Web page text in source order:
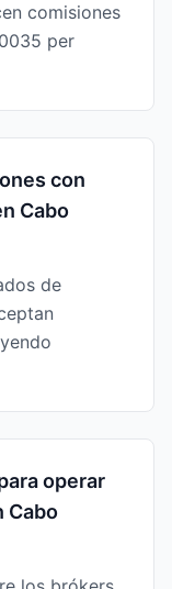
comisiones
per
con
Cabo
de
operar
Cabo